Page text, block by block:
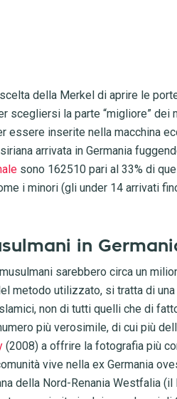
della Merkel di aprire le
scegliersi la parte “migliore”
essere inserite nella macchina
arrivata in Germania
sono 162510 pari al 33% di
i minori (gli under 14 arrivati
in
sarebbero circa un
metodo utilizzato, si tratta di
non di tutti quelli che di
più verosimile, di cui più
(2008) a offrire la fotografia più
vive nella ex Germania
della Nord-Renania Westfalia